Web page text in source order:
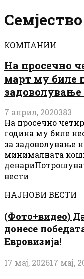
Семјество
КОМПАНИИ
На просечно
март му биле
задоволување
7 април, 2020383
На просечно
година му биле
за задоволување
минималната
денари
вести
НАЈНОВИ ВЕСТИ
(Фото+видео)
донесе
Евровизија!
17 мај, 202617 мај,